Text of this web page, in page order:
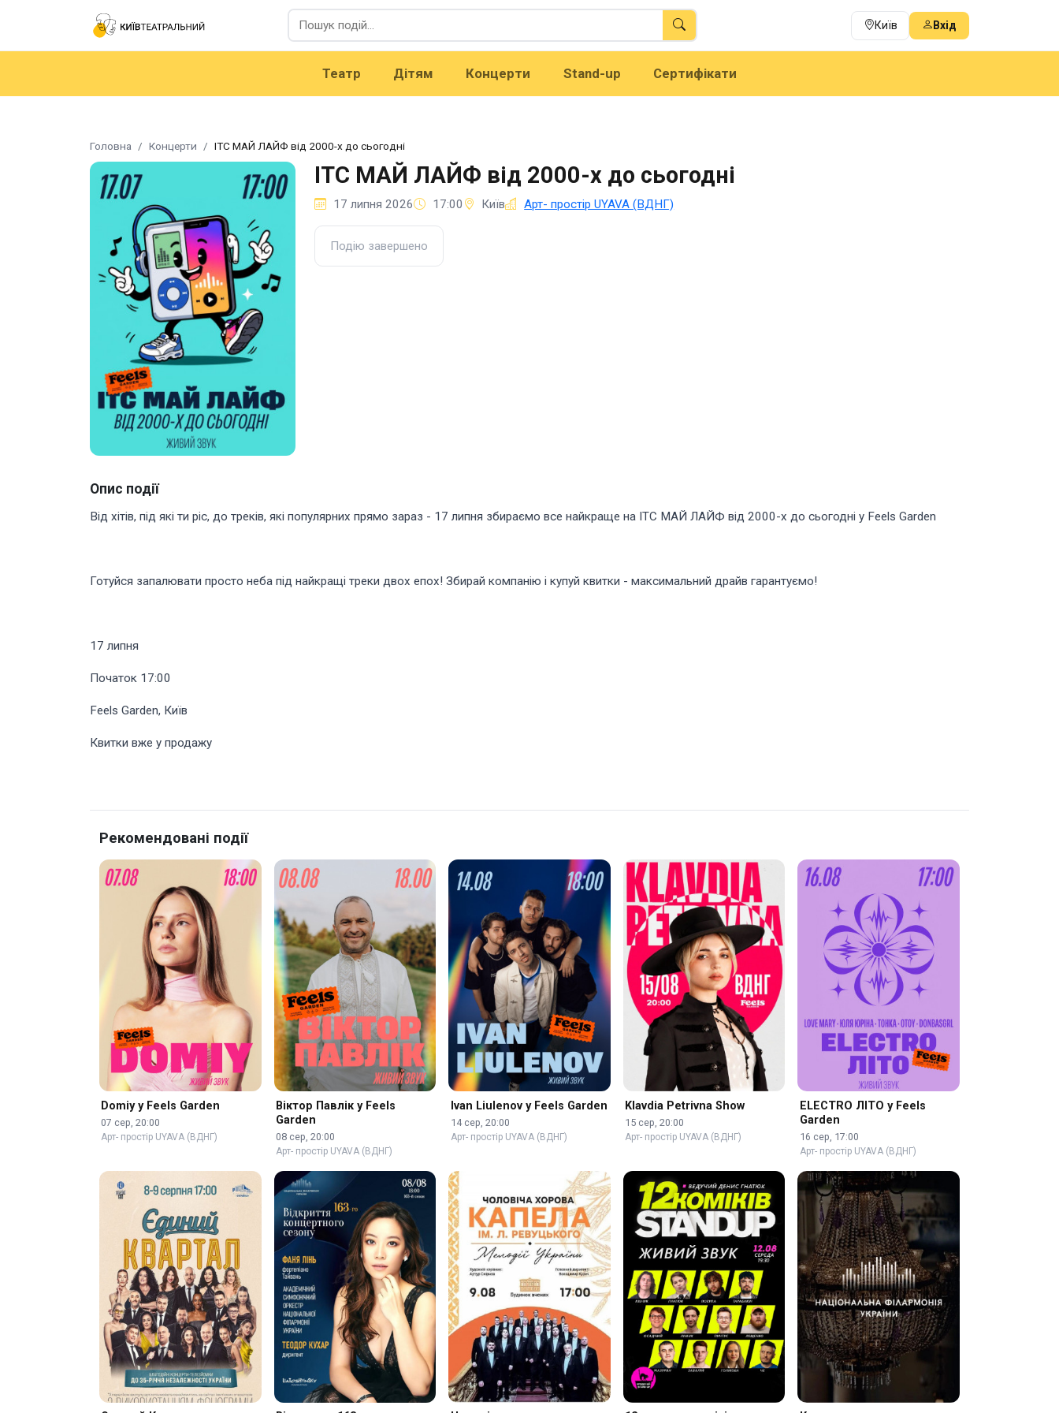
Київ Вхід
Театр Дітям Концерти Stand-up Сертифікати
Головна Концерти ІТС МАЙ ЛАЙФ від 2000-х до сьогодні
ІТС МАЙ ЛАЙФ від 2000-х до сьогодні
17 липня 2026 17:00 Київ Арт- простір UYAVA (ВДНГ)
Подію завершено
Опис події
Від хітів, під які ти ріс, до треків, які популярних прямо зараз - 17 липня збираємо все найкраще на ІТС МАЙ ЛАЙФ від 2000-х до сьогодні у Feels Garden
Готуйся запалювати просто неба під найкращі треки двох епох! Збирай компанію і купуй квитки - максимальний драйв гарантуємо!
17 липня
Початок 17:00
Feels Garden, Київ
Квитки вже у продажу
Рекомендовані події
Domiy у Feels Garden
07 сер, 20:00
Арт- простір UYAVA (ВДНГ)
Віктор Павлік у Feels
Garden
08 сер, 20:00
Арт- простір UYAVA (ВДНГ)
Ivan Liulenov у Feels Garden
14 сер, 20:00
Арт- простір UYAVA (ВДНГ)
Klavdia Petrivna Show
15 сер, 20:00
Арт- простір UYAVA (ВДНГ)
ELECTRO ЛІТО у Feels
Garden
16 сер, 17:00
Арт- простір UYAVA (ВДНГ)